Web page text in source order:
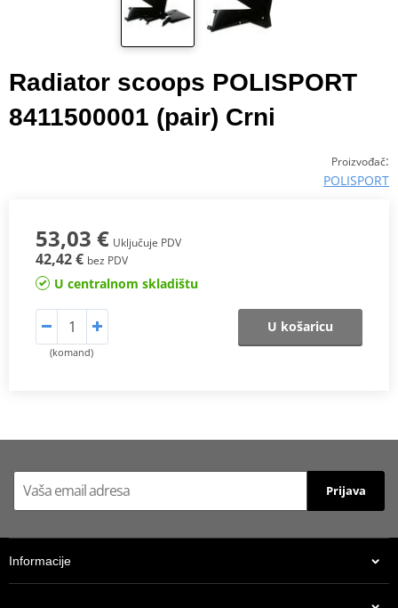
Radiator scoops POLISPORT
8411500001 (pair) Crni
Proizvođač:
POLISPORT
53,03 € Uključuje PDV
42,42 € bez PDV
U centralnom skladištu
(komand)
U košaricu
Prijava
Informacije